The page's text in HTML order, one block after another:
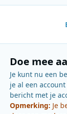
Doe mee
Je kunt nu een
je al een
bericht met je
Opmerking: Je